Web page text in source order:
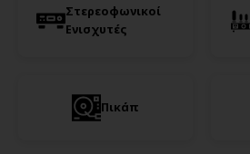
Στερεοφωνικοί
Ενισχυτές
Πικάπ